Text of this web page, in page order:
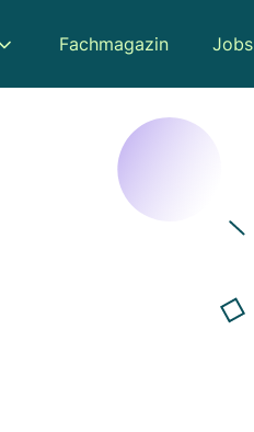
Fachmagazin Jobs